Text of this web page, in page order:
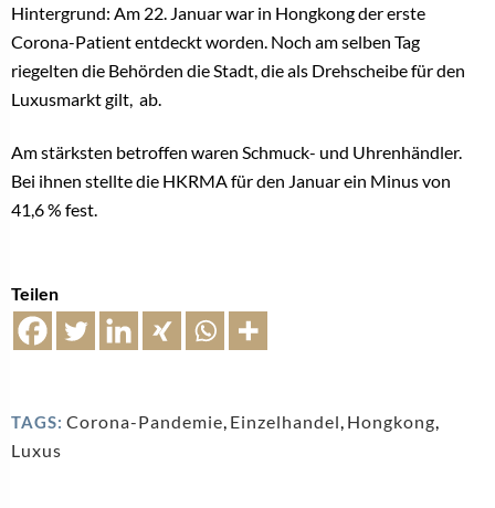
Hintergrund: Am 22. Januar war in Hongkong der erste
Corona-Patient entdeckt worden. Noch am selben Tag
riegelten die Behörden die Stadt, die als Drehscheibe für den
Luxusmarkt gilt, ab.
Am stärksten betroffen waren Schmuck- und Uhrenhändler.
Bei ihnen stellte die HKRMA für den Januar ein Minus von
41,6 % fest.
Teilen
TAGS: Corona-Pandemie, Einzelhandel, Hongkong,
Luxus